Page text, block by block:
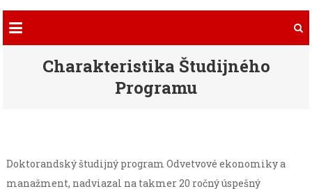
Charakteristika Študijného
Programu
Doktorandský študijný program Odvetvové ekonomiky a
manažment, nadviazal na takmer 20 ročný úspešný